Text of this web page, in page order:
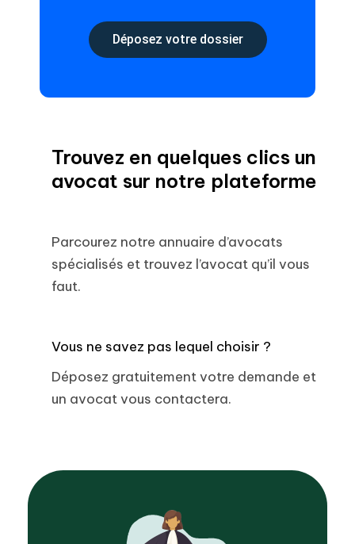
Déposez votre dossier
Trouvez en quelques clics un
avocat sur notre plateforme
Parcourez notre annuaire d’avocats
spécialisés et trouvez l’avocat qu’il vous
faut.
Vous ne savez pas lequel choisir ?
Déposez gratuitement votre demande et
un avocat vous contactera.